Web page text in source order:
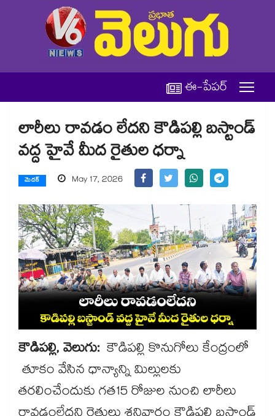
ఈ-పేపర్
లారీలు రావడం లేదని కౌడిపల్లి బస్టాండ్
వద్ద హైవే మీద రైతుల ధర్నా
మెదక్ May 17, 2026
కౌడిపల్లి, వెలుగు: కౌడిపల్లి కొనుగోలు కేంద్రంలో
తూకం వేసిన ధాన్యాన్ని మిల్లులకు
తరలించేందుకు గత15 రోజుల నుంచి లారీలు